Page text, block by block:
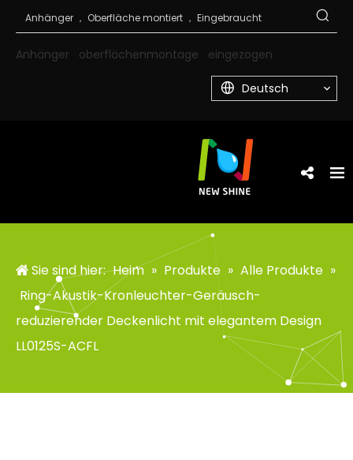
Anhänger oberflächenmontage eingezogen
Deutsch
Sie sind hier: Heim » Produkte » Alle Produkte »
Ring-Akustik-Kronleuchter-Geräusch-
reduzierender Deckenlicht mit elegantem Design
LL0125S-ACFL